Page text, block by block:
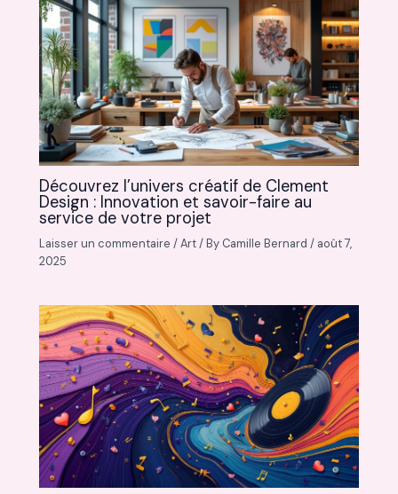
Découvrez l’univers créatif de Clement
Design : Innovation et savoir-faire au
service de votre projet
Laisser un commentaire /Art/ By Camille Bernard/ août 7,
2025